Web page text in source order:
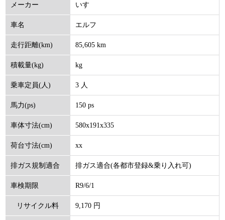
メーカー いすゞ
車名 エルフ
走行距離(km) 85,605 km
積載量(kg) kg
乗車定員(人) 3 人
馬力(ps) 150 ps
車体寸法(cm) 580x191x335
荷台寸法(cm) xx
排ガス規制適合 排ガス適合(各都市登録&乗り入れ可)
車検期限 R9/6/1
リサイクル料 9,170 円